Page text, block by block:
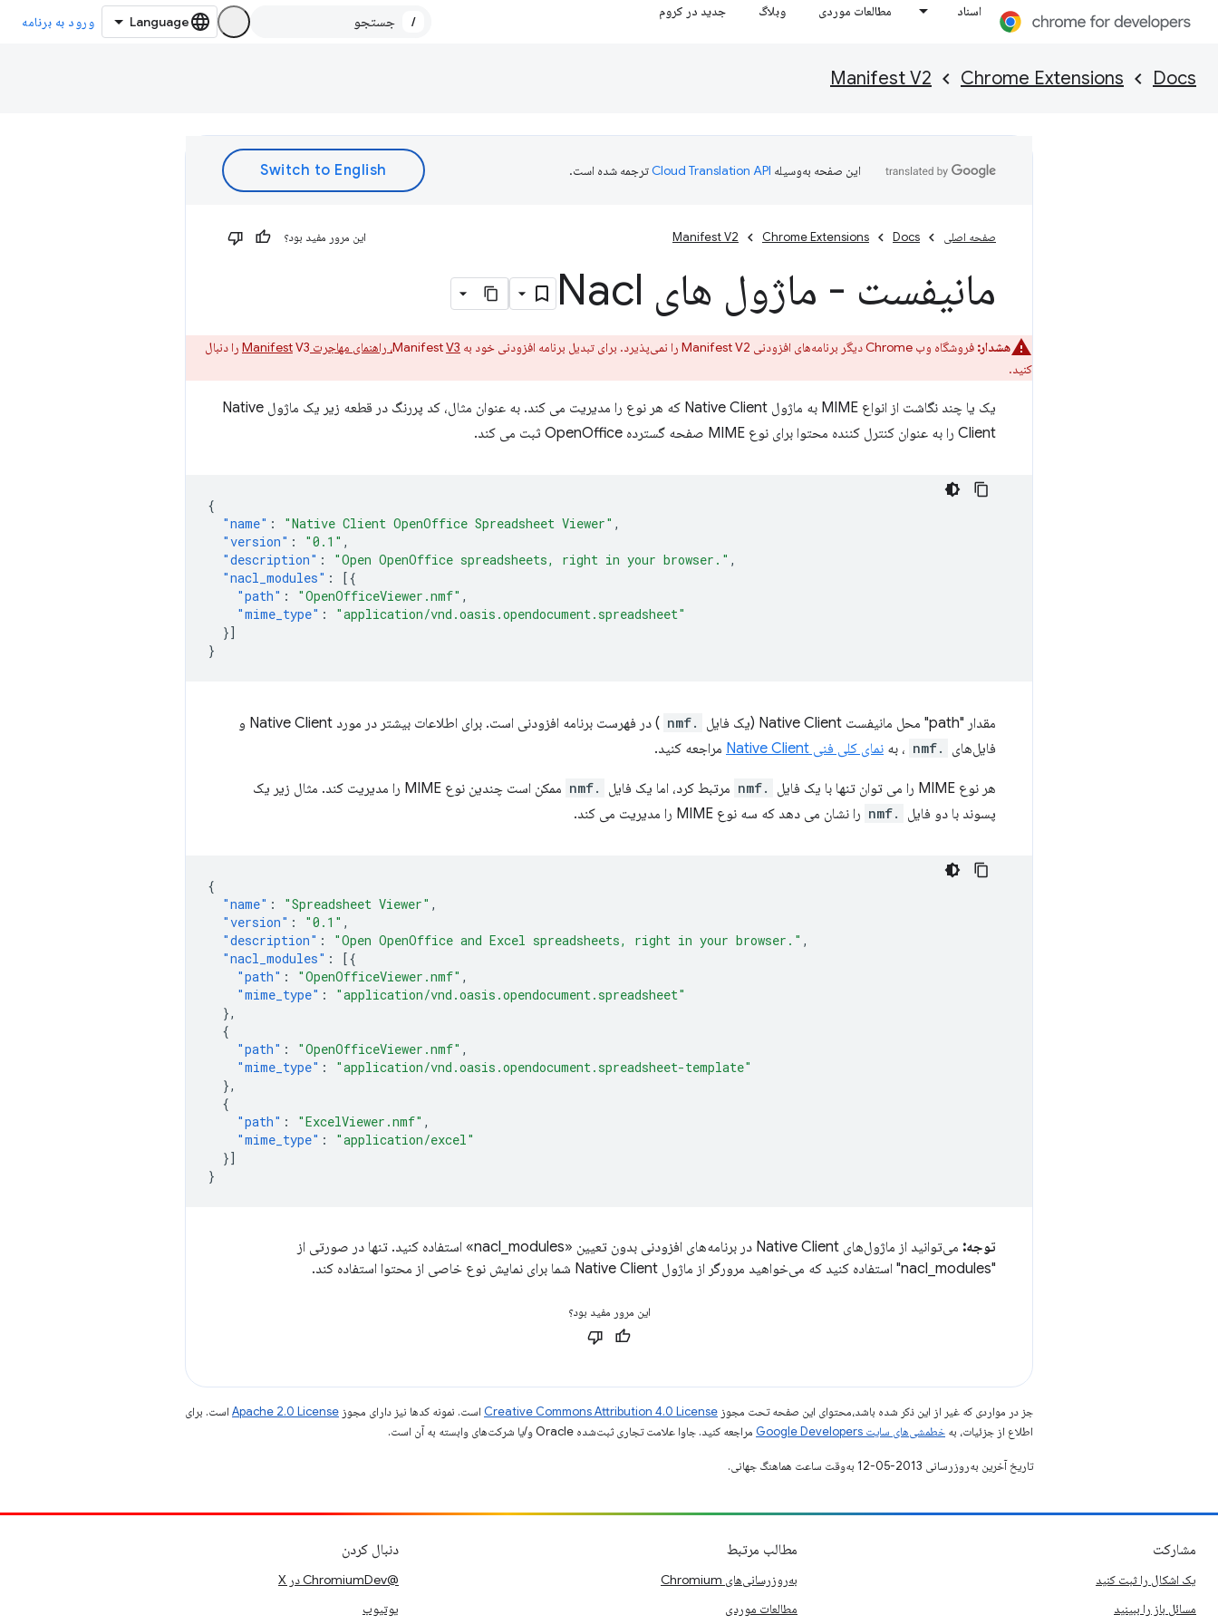
اسناد مطالعات موردی وبلاگ جدید در کروم
/ ورود به برنامه
Docs
Chrome Extensions
Manifest V2
این صفحه به‌وسیله ترجمه شده است.
صفحه اصلی Docs
Chrome Extensions
Manifest V2 این مرور مفید بود؟
مانیفست - ماژول های Nacl
هشدار: فروشگاه وب Chrome دیگر برنامه‌های افزودنی Manifest V2 را نمی‌پذیرد. برای تبدیل برنامه افزودنی خود به Manifest V3، راهنمای مهاجرت Manifest
V3 را دنبال
کنید.
یک یا چند نگاشت از انواع MIME به ماژول Native Client که هر نوع را مدیریت می کند. به عنوان مثال، کد پررنگ در قطعه زیر یک ماژول Native
Client را به عنوان کنترل کننده محتوا برای نوع MIME صفحه گسترده OpenOffice ثبت می کند.
{
"name" : "Native Client OpenOffice Spreadsheet Viewer" ,
"version" : "0.1" ,
"description" : "Open OpenOffice spreadsheets, right in your browser." ,
"nacl_modules" :
[{
"path" : "OpenOfficeViewer.nmf" ,
"mime_type" :
"application/vnd.oasis.opendocument.spreadsheet"
}]
}
مقدار "path" محل مانیفست Native Client (یک فایل .nmf
) در فهرست برنامه افزودنی است. برای اطلاعات بیشتر در مورد Native Client و
فایل‌های
.nmf ، به نمای کلی فنی Native Client مراجعه کنید.
هر نوع MIME را می توان تنها با یک فایل .nmf مرتبط کرد، اما یک فایل .nmf
ممکن است چندین نوع MIME را مدیریت کند. مثال زیر یک
پسوند با دو فایل
.nmf را نشان می دهد که سه نوع MIME را مدیریت می کند.
{
"name" : "Spreadsheet Viewer" ,
"version" : "0.1" ,
"description" : "Open OpenOffice and Excel spreadsheets, right in your browser." ,
"nacl_modules" :
[{
"path" : "OpenOfficeViewer.nmf" ,
"mime_type" :
"application/vnd.oasis.opendocument.spreadsheet"
},
{
"path" : "OpenOfficeViewer.nmf" ,
"mime_type" :
"application/vnd.oasis.opendocument.spreadsheet-template"
},
{
"path" : "ExcelViewer.nmf" ,
"mime_type" :
"application/excel"
}]
}
توجه:
می‌توانید از ماژول‌های Native Client در برنامه‌های افزودنی بدون تعیین «nacl_modules» استفاده کنید. تنها در صورتی از
"nacl_modules" استفاده کنید که می‌خواهید مرورگر از ماژول Native Client شما برای نمایش نوع خاصی از محتوا استفاده کند.
این مرور مفید بود؟
جز در مواردی که غیر از این ذکر شده باشد،‌محتوای این صفحه تحت مجوز Creative Commons Attribution 4.0 License است. نمونه کدها نیز دارای مجوز Apache 2.0 License است. برای
اطلاع از جزئیات، به خطمشی‌های سایت Google Developers‏ مراجعه کنید. جاوا علامت تجاری ثبت‌شده Oracle و/یا شرکت‌های وابسته به آن است.
تاریخ آخرین به‌روزرسانی 2013-05-12 به‌وقت ساعت هماهنگ جهانی.
مشارکت
یک اشکال را ثبت کنید
مسائل باز را ببینید
مطالب مرتبط
به‌روزرسانی‌های Chromium
مطالعات موردی
دنبال کردن
@ChromiumDev در X
یوتیوب